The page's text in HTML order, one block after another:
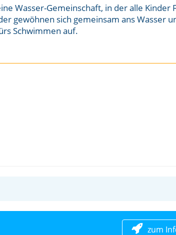
Wasser-Gemeinschaft, in der alle Kinder
gewöhnen sich gemeinsam ans Wasser
Schwimmen auf.
zum